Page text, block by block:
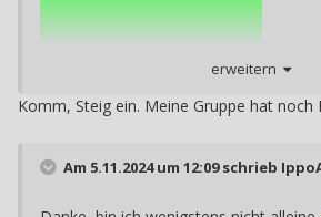
erweitern
Komm, Steig ein. Meine Gruppe hat noch
Am 5.11.2024 um 12:09 schrieb